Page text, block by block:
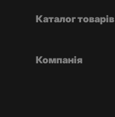
Каталог товарів
Компанія